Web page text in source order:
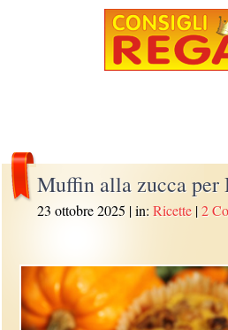
Muffin alla zucca per
23 ottobre 2025 | in:Ricette |2